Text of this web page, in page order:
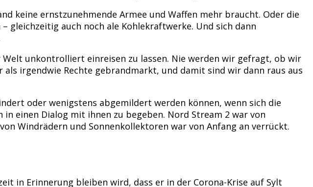
keine ernstzunehmende Armee und Waffen mehr braucht. Oder die
gleichzeitig auch noch ale Kohlekraftwerke. Und sich dann
unkontrolliert einreisen zu lassen. Nie werden wir gefragt, ob wir
irgendwie Rechte gebrandmarkt, und damit sind wir dann raus aus
oder wenigstens abgemildert werden können, wenn sich die
einen Dialog mit ihnen zu begeben. Nord Stream 2 war von
Windrädern und Sonnenkollektoren war von Anfang an verrückt.
in Erinnerung bleiben wird, dass er in der Corona-Krise auf Sylt